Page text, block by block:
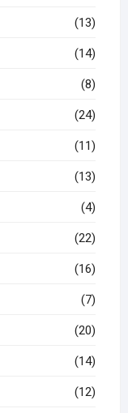
(13)
(14)
(8)
(24)
(11)
(13)
(4)
(22)
(16)
(7)
(20)
(14)
(12)